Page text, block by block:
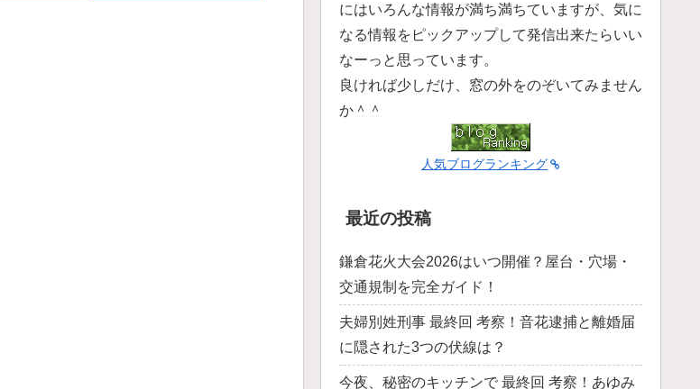
にはいろんな情報が満ち満ちていますが、気に
なる情報をピックアップして発信出来たらいい
なーっと思っています。
良ければ少しだけ、窓の外をのぞいてみません
か＾＾
人気ブログランキング
最近の投稿
鎌倉花火大会2026はいつ開催？屋台・穴場・
交通規制を完全ガイド！
夫婦別姓刑事 最終回 考察！音花逮捕と離婚届
に隠された3つの伏線は？
今夜、秘密のキッチンで 最終回 考察！あゆみ